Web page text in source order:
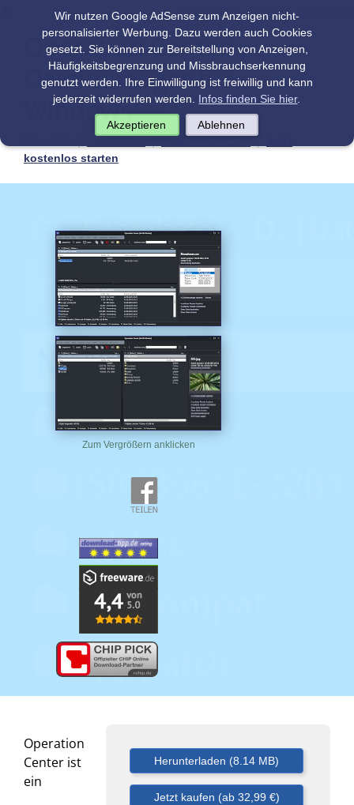
PRODUKTE UPDATES
Operation Center:
Dateimanager für
Windows
kostenlos starten
Zum Vergrößern anklicken
Operation
Center ist
ein
Wir nutzen Google AdSense zum Anzeigen nicht-
personalisierter Werbung. Dazu werden auch Cookies
gesetzt. Sie können zur Bereitstellung von Anzeigen,
Häufigkeitsbegrenzung und Missbrauchserkennung
genutzt werden. Ihre Einwilligung ist freiwillig und kann
jederzeit widerrufen werden. Infos finden Sie hier.
Akzeptieren Ablehnen